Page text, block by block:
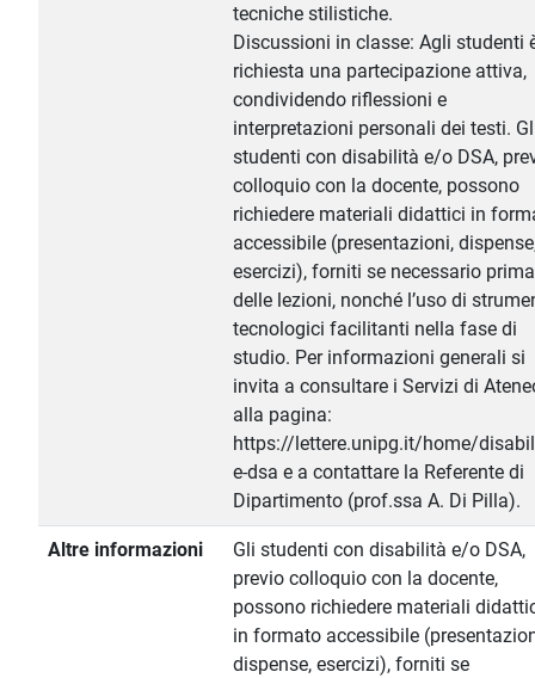
tecniche stilistiche.
Discussioni in classe: Agli studenti
richiesta una partecipazione attiva,
condividendo riflessioni e
interpretazioni personali dei testi.
studenti con disabilità e/o DSA,
colloquio con la docente, possono
richiedere materiali didattici in
accessibile (presentazioni,
esercizi), forniti se necessario prima
delle lezioni, nonché l’uso di
tecnologici facilitanti nella fase di
studio. Per informazioni generali si
invita a consultare i Servizi di
alla pagina:
https://lettere.unipg.it/home/
e-dsa e a contattare la Referente di
Dipartimento (prof.ssa A. Di Pilla).
Altre informazioni
Gli studenti con disabilità e/o DSA,
previo colloquio con la docente,
possono richiedere materiali
in formato accessibile
dispense, esercizi), forniti se